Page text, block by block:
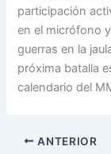
participación
en el micrófono
guerras en la
próxima batalla
calendario del
ANTERIOR